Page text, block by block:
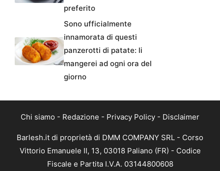
preferito
Sono ufficialmente
innamorata di questi
panzerotti di patate: li
mangerei ad ogni ora del
giorno
Chi siamo - Redazione - Privacy Policy - Disclaimer
Barlesh.it di proprietà di DMM COMPANY SRL - Corso
Vittorio Emanuele II, 13, 03018 Paliano (FR) - Codice
Fiscale e Partita I.V.A. 03144800608